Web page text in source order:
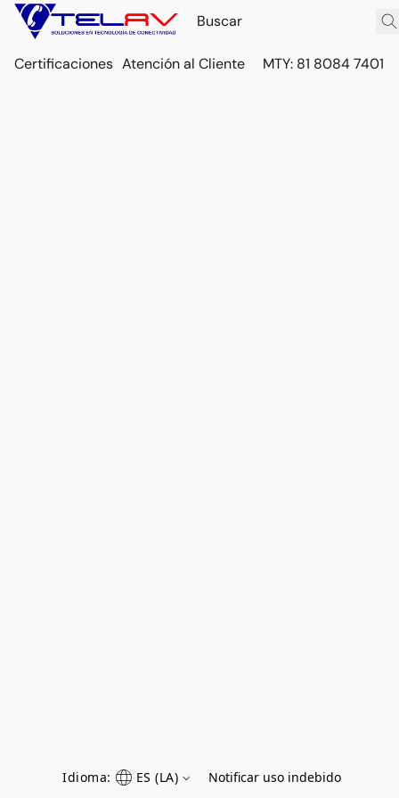
Certificaciones Atención al Cliente MTY: 81 8084 7401
Idioma: ES (LA) Notificar uso indebido